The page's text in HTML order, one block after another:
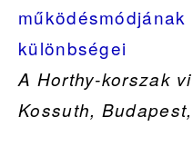
különbségei
A Horthy-korszak
Kossuth,